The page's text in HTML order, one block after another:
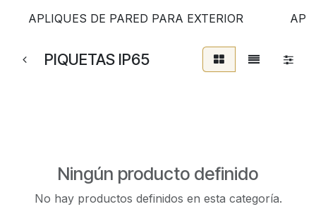
APLIQUES DE PARED PARA EXTERIOR
PIQUETAS IP65
Ningún producto definido
No hay productos definidos en esta categoría.